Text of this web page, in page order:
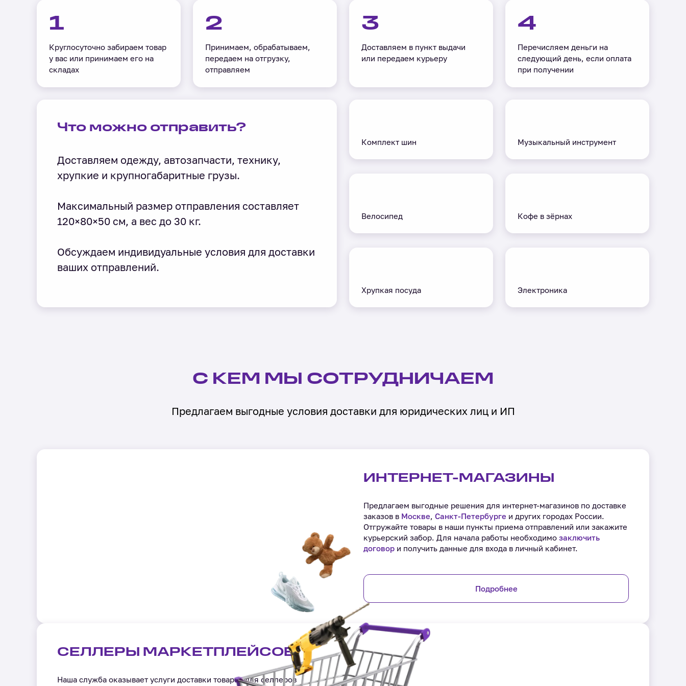
1
Круглосуточно забираем товар
у вас или принимаем его на
складах
2
Принимаем, обрабатываем,
передаем на отгрузку,
отправляем
3
Доставляем в пункт выдачи
или передаем курьеру
4
Перечисляем деньги на
следующий день, если оплата
при получении
Что можно отправить?
Доставляем одежду, автозапчасти, технику,
хрупкие и крупногабаритные грузы.
Максимальный размер отправления составляет
120×80×50 см, а вес до 30 кг.
Обсуждаем индивидуальные условия для доставки
ваших отправлений.
Комплект шин Музыкальный инструмент
Велосипед Кофе в зёрнах
Хрупкая посуда Электроника
С КЕМ МЫ СОТРУДНИЧАЕМ
Предлагаем выгодные условия доставки для юридических лиц и ИП
ИНТЕРНЕТ-МАГАЗИНЫ
Предлагаем выгодные решения для интернет-магазинов по доставке
заказов в Москве, Санкт‑Петербурге и других городах России.
Отгружайте товары в наши пункты приема отправлений или закажите
курьерский забор. Для начала работы необходимо заключить
договор и получить данные для входа в личный кабинет.
Подробнее
СЕЛЛЕРЫ МАРКЕТПЛЕЙСОВ
Наша служба оказывает услуги доставки товаров для селлеров